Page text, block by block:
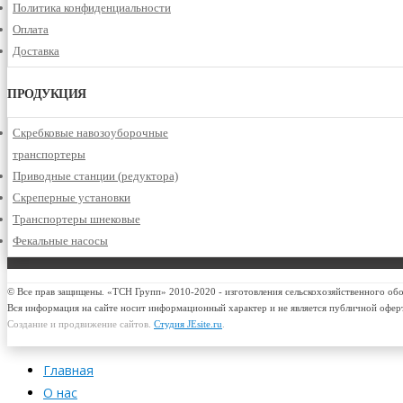
Политика конфиденциальности
Оплата
Доставка
ПРОДУКЦИЯ
Скребковые навозоуборочные
транспортеры
Приводные станции (редуктора)
Скреперные установки
Транспортеры шнековые
Фекальные насосы
© Все прав защищены. «ТСН Групп» 2010-2020 - изготовления сельскохозяйственного
Вся информация на сайте носит информационный характер и не является публичной
Создание и продвижение сайтов. Студия JEsite.ru
Главная
О нас